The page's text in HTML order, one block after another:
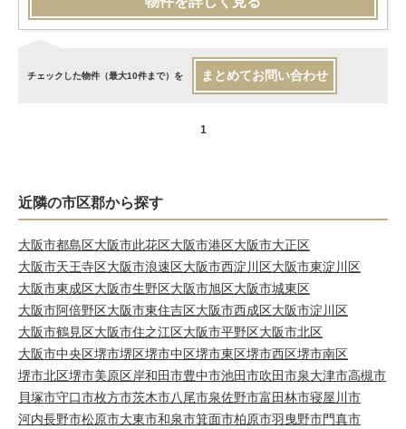
チェックした物件（最大10件まで）を まとめてお問い合わせ
1
近隣の市区郡から探す
大阪市都島区大阪市此花区大阪市港区大阪市大正区
大阪市天王寺区大阪市浪速区大阪市西淀川区大阪市東淀川区
大阪市東成区大阪市生野区大阪市旭区大阪市城東区
大阪市阿倍野区大阪市東住吉区大阪市西成区大阪市淀川区
大阪市鶴見区大阪市住之江区大阪市平野区大阪市北区
大阪市中央区堺市堺区堺市中区堺市東区堺市西区堺市南区
堺市北区堺市美原区岸和田市豊中市池田市吹田市泉大津市高槻市
貝塚市守口市枚方市茨木市八尾市泉佐野市富田林市寝屋川市
河内長野市松原市大東市和泉市箕面市柏原市羽曳野市門真市